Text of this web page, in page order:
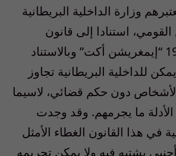
وزارة الداخلية البريطانية
استنادا إلى قانون
الهجرة لسنة 1971 “إيمغريشن أكت” وبالاستناد
للداخلية البريطانية تجاوز
دون حكم قضائي، لاسيما
الأدلة ما يجرمهم. وقد وجدت
في هذا القانون الغطاء الأمثل
يشتبه فيه ولا يمكن تجريمه